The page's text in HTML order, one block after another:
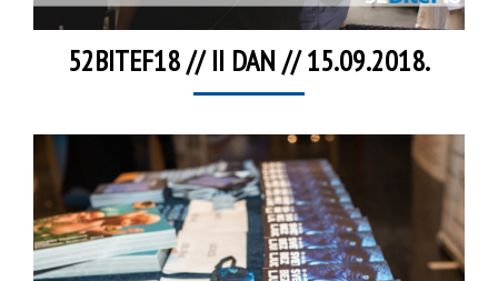
52BITEF18 // II DAN // 15.09.2018.